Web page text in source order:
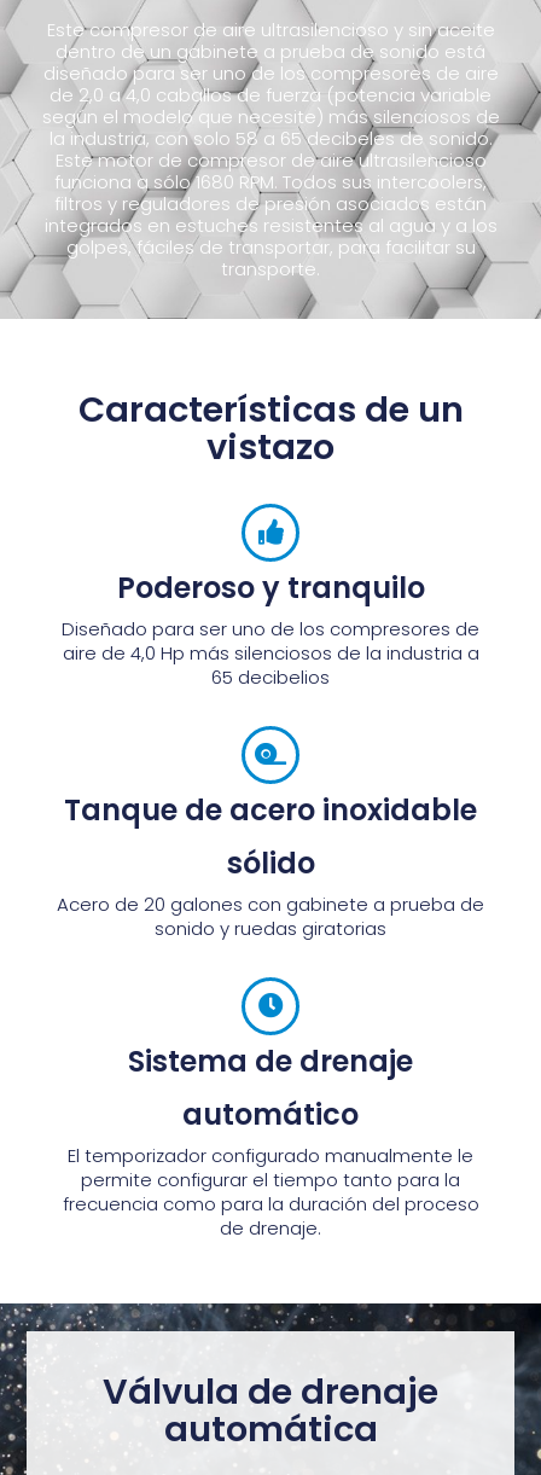
Este compresor de aire ultrasilencioso y sin aceite
dentro de un gabinete a prueba de sonido está
diseñado para ser uno de los compresores de aire
de 2,0 a 4,0 caballos de fuerza (potencia variable
según el modelo que necesite) más silenciosos de
la industria, con solo 58 a 65 decibeles de sonido.
Este motor de compresor de aire ultrasilencioso
funciona a sólo 1680 RPM. Todos sus intercoolers,
filtros y reguladores de presión asociados están
integrados en estuches resistentes al agua y a los
golpes, fáciles de transportar, para facilitar su
transporte.
Características de un
vistazo
Poderoso y tranquilo
Diseñado para ser uno de los compresores de
aire de 4,0 Hp más silenciosos de la industria a
65 decibelios
Tanque de acero inoxidable
sólido
Acero de 20 galones con gabinete a prueba de
sonido y ruedas giratorias
Sistema de drenaje
automático
El temporizador configurado manualmente le
permite configurar el tiempo tanto para la
frecuencia como para la duración del proceso
de drenaje.
Válvula de drenaje
automática